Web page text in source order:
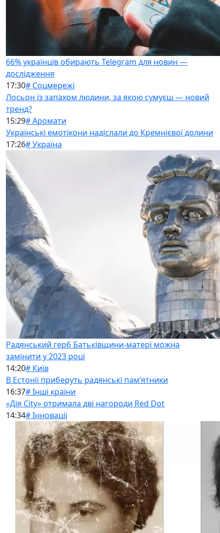
66% українців обирають Telegram для новин —
дослідження
17:30# Соцмережі
Лосьон із запахом людини, за якою сумуєш — новий
тренд?
15:29# Аромати
Українські емотікони надіслали до Кремнієвої долини
17:26# Україна
Радянський герб Батьківщини-матері можна
замінити у 2023 році
14:20# Київ
В Естонії приберуть радянські памʼятники
16:37# Інші країни
«Дія City» отримала дві нагороди Red Dot
14:34# Інновації